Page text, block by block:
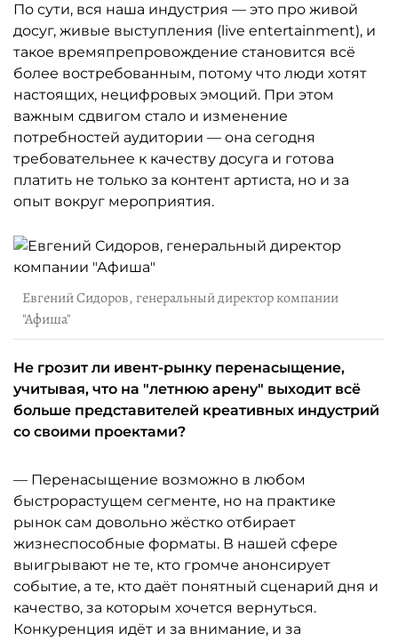
По сути, вся наша индустрия — это про живой
досуг, живые выступления (live entertainment), и
такое времяпрепровождение становится всё
более востребованным, потому что люди хотят
настоящих, нецифровых эмоций. При этом
важным сдвигом стало и изменение
потребностей аудитории — она сегодня
требовательнее к качеству досуга и готова
платить не только за контент артиста, но и за
опыт вокруг мероприятия.
Евгений Сидоров, генеральный директор компании
"Афиша"
Не грозит ли ивент-рынку перенасыщение,
учитывая, что на "летнюю арену" выходит всё
больше представителей креативных индустрий
со своими проектами?
— Перенасыщение возможно в любом
быстрорастущем сегменте, но на практике
рынок сам довольно жёстко отбирает
жизнеспособные форматы. В нашей сфере
выигрывают не те, кто громче анонсирует
событие, а те, кто даёт понятный сценарий дня и
качество, за которым хочется вернуться.
Конкуренция идёт и за внимание, и за